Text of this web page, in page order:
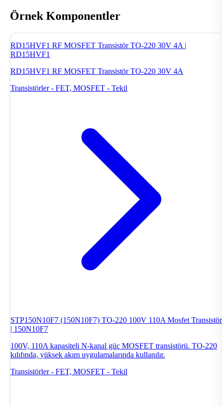
Örnek Komponentler
RD15HVF1 RF MOSFET Transistör TO-220 30V 4A |
RD15HVF1
RD15HVF1 RF MOSFET Transistör TO-220 30V 4A
Transistörler - FET, MOSFET - Tekil
STP150N10F7 (150N10F7) TO-220 100V 110A Mosfet Transistör
| 150N10F7
100V, 110A kapasiteli N-kanal güç MOSFET transistörü. TO-220
kılıfında, yüksek akım uygulamalarında kullanılır.
Transistörler - FET, MOSFET - Tekil